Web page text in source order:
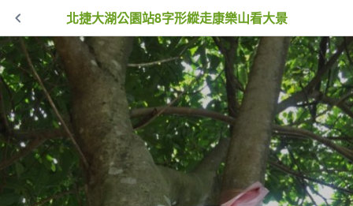
北捷大湖公園站8字形縱走康樂山看大景